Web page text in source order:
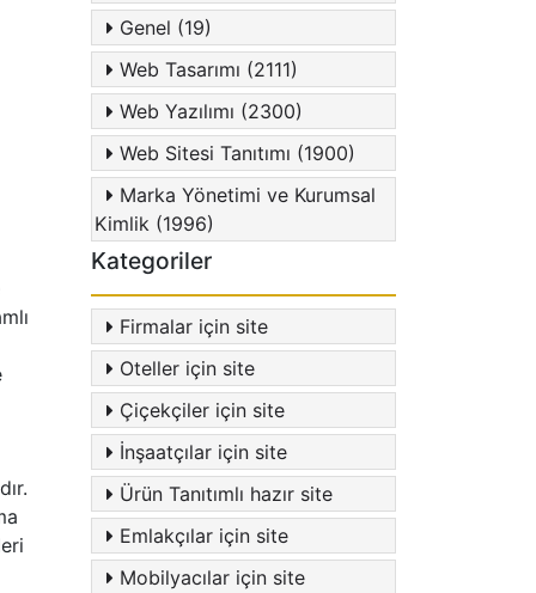
Genel (19)
Web Tasarımı (2111)
Web Yazılımı (2300)
Web Sitesi Tanıtımı (1900)
Marka Yönetimi ve Kurumsal
Kimlik (1996)
Kategoriler
Firmalar için site
Oteller için site
Çiçekçiler için site
İnşaatçılar için site
Ürün Tanıtımlı hazır site
Emlakçılar için site
Mobilyacılar için site